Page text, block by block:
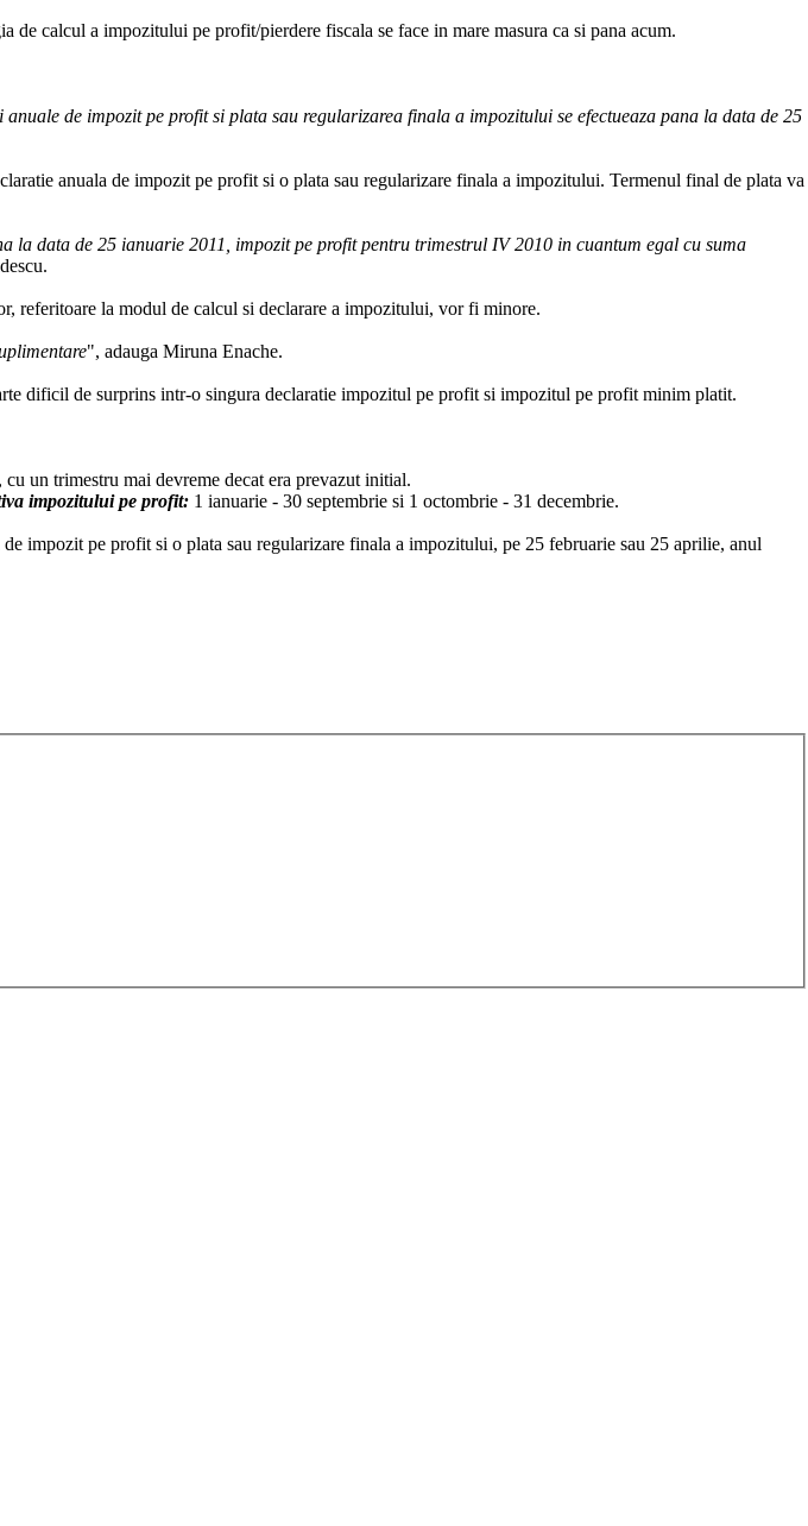
calcul a impozitului pe profit/pierdere fiscala se face in mare masura ca si pana acum.
de impozit pe profit si plata sau regularizarea finala a impozitului se efectueaza pana la data de 25
anuala de impozit pe profit si o plata sau regularizare finala a impozitului. Termenul final de plata va
la data de 25 ianuarie 2011, impozit pe profit pentru trimestrul IV 2010 in cuantum egal cu suma
referitoare la modul de calcul si declarare a impozitului, vor fi minore.
", adauga Miruna Enache.
dificil de surprins intr-o singura declaratie impozitul pe profit si impozitul pe profit minim platit.
un trimestru mai devreme decat era prevazut initial.
impozitului pe profit: 1 ianuarie - 30 septembrie si 1 octombrie - 31 decembrie.
de impozit pe profit si o plata sau regularizare finala a impozitului, pe 25 februarie sau 25 aprilie, anul